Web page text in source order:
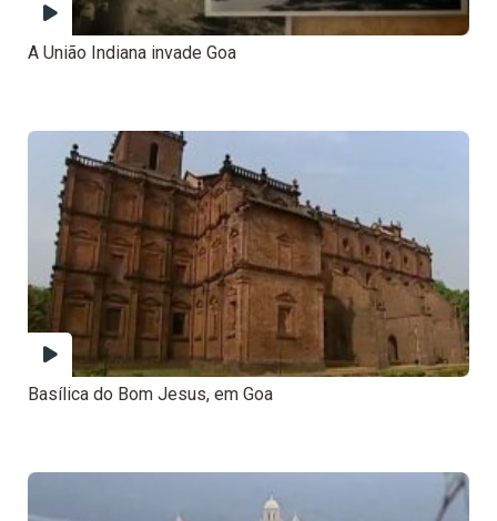
A União Indiana invade Goa
Basílica do Bom Jesus, em Goa